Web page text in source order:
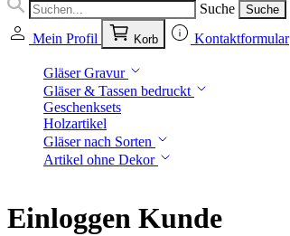
Suche Suche
Mein Profil Korb Kontaktformular
Gläser Gravur
Gläser & Tassen bedruckt
Geschenksets
Holzartikel
Gläser nach Sorten
Artikel ohne Dekor
Einloggen Kunde